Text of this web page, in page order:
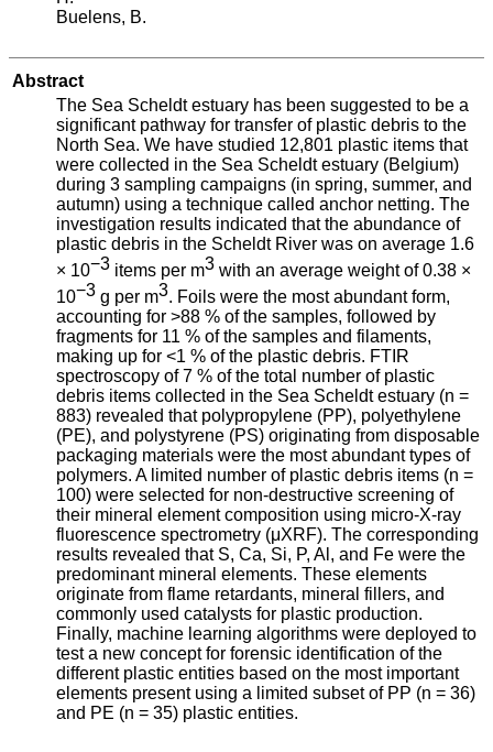
Buelens, B.
Abstract
The Sea Scheldt estuary has been suggested to be a
significant pathway for transfer of plastic debris to the
North Sea. We have studied 12,801 plastic items that
were collected in the Sea Scheldt estuary (Belgium)
during 3 sampling campaigns (in spring, summer, and
autumn) using a technique called anchor netting. The
investigation results indicated that the abundance of
plastic debris in the Scheldt River was on average 1.6
× 10−3 items per m3 with an average weight of 0.38 ×
10−3 g per m3. Foils were the most abundant form,
accounting for >88 % of the samples, followed by
fragments for 11 % of the samples and filaments,
making up for <1 % of the plastic debris. FTIR
spectroscopy of 7 % of the total number of plastic
debris items collected in the Sea Scheldt estuary (n =
883) revealed that polypropylene (PP), polyethylene
(PE), and polystyrene (PS) originating from disposable
packaging materials were the most abundant types of
polymers. A limited number of plastic debris items (n =
100) were selected for non-destructive screening of
their mineral element composition using micro-X-ray
fluorescence spectrometry (μXRF). The corresponding
results revealed that S, Ca, Si, P, Al, and Fe were the
predominant mineral elements. These elements
originate from flame retardants, mineral fillers, and
commonly used catalysts for plastic production.
Finally, machine learning algorithms were deployed to
test a new concept for forensic identification of the
different plastic entities based on the most important
elements present using a limited subset of PP (n = 36)
and PE (n = 35) plastic entities.